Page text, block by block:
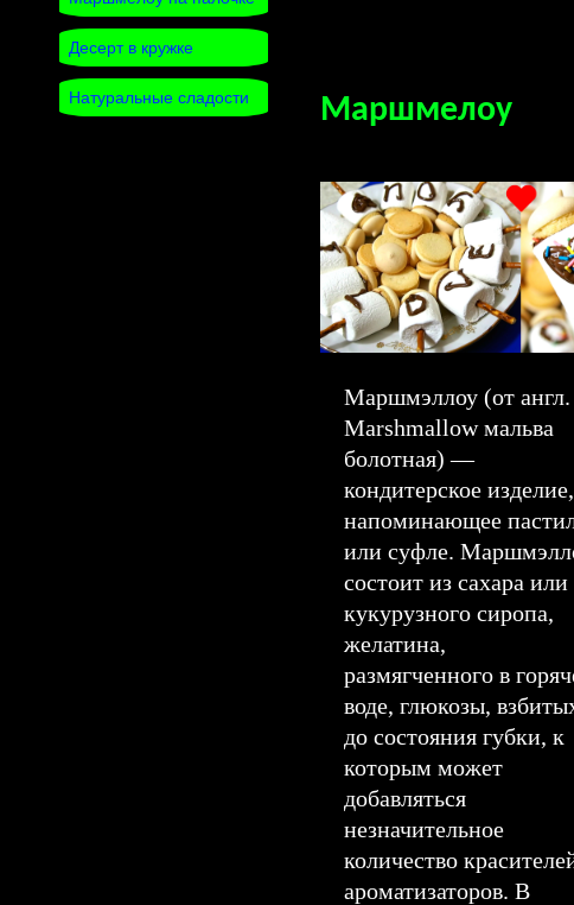
Десерт в кружке
Натуральные сладости Маршмелоу
Маршмэллоу (от англ.
Marshmallow мальва
болотная) —
кондитерское изделие,
напоминающее
или суфле.
состоит из сахара или
кукурузного сиропа,
желатина,
размягченного в
воде, глюкозы,
до состояния губки, к
которым может
добавляться
незначительное
количество
ароматизаторов. В